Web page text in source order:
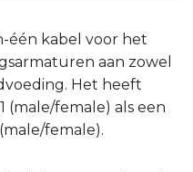
één kabel voor het
aan zowel
Het heeft
(male/female) als een
female).